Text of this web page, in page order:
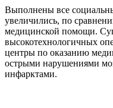
Выполнены все
увеличились, по
медицинской помощи.
высокотехнологичных
центры по оказанию
острыми нарушениями
инфарктами.